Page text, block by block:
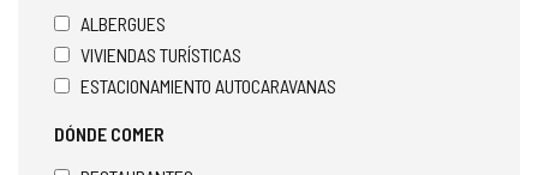
ALBERGUES
VIVIENDAS TURÍSTICAS
ESTACIONAMIENTO AUTOCARAVANAS
DÓNDE COMER